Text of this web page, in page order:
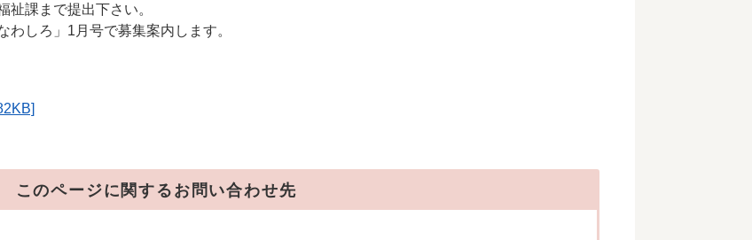
課まで提出下さい。
しろ」1月号で募集案内します。
このページに関するお問い合わせ先